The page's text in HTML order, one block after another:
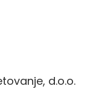
d.o.o.